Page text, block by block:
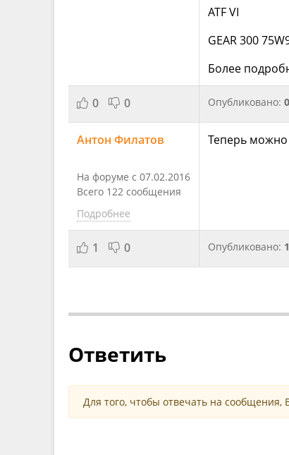
ATF VI
GEAR 300
Более
0 0 Опубликовано:
Антон Филатов
На форуме с 07.02.2016
Всего 122 сообщения
Подробнее
Теперь можно
1 0 Опубликовано:
Ответить
Для того, чтобы отвечать на сообщения,